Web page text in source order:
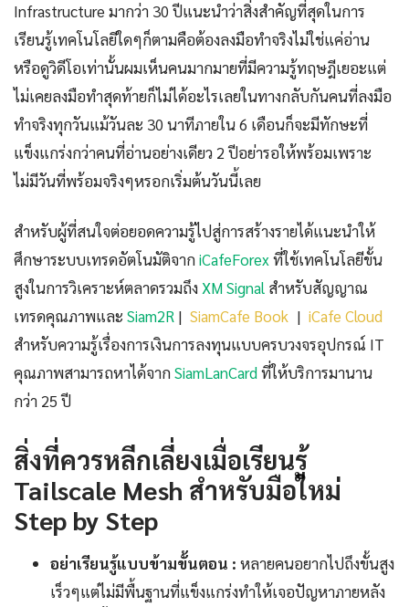
Infrastructure มากว่า 30 ปีแนะนำว่าสิ่งสำคัญที่สุดในการ
เรียนรู้เทคโนโลยีใดๆก็ตามคือต้องลงมือทำจริงไม่ใช่แค่อ่าน
หรือดูวิดีโอเท่านั้นผมเห็นคนมากมายที่มีความรู้ทฤษฎีเยอะแต่
ไม่เคยลงมือทำสุดท้ายก็ไม่ได้อะไรเลยในทางกลับกันคนที่ลงมือ
ทำจริงทุกวันแม้วันละ 30 นาทีภายใน 6 เดือนก็จะมีทักษะที่
แข็งแกร่งกว่าคนที่อ่านอย่างเดียว 2 ปีอย่ารอให้พร้อมเพราะ
ไม่มีวันที่พร้อมจริงๆหรอกเริ่มต้นวันนี้เลย
สำหรับผู้ที่สนใจต่อยอดความรู้ไปสู่การสร้างรายได้แนะนำให้
ศึกษาระบบเทรดอัตโนมัติจากiCafeForex ที่ใช้เทคโนโลยีขั้น
สูงในการวิเคราะห์ตลาดรวมถึง XM Signal สำหรับสัญญาณ
เทรดคุณภาพและ Siam2R | SiamCafe Book | iCafe Cloud
สำหรับความรู้เรื่องการเงินการลงทุนแบบครบวงจรอุปกรณ์ IT
คุณภาพสามารถหาได้จากSiamLanCardที่ให้บริการมานาน
กว่า 25 ปี
สิ่งที่ควรหลีกเลี่ยงเมื่อเรียนรู้
Tailscale Mesh สำหรับมือใหม่
Step by Step
อย่าเรียนรู้แบบข้ามขั้นตอน : หลายคนอยากไปถึงขั้นสูง
เร็วๆแต่ไม่มีพื้นฐานที่แข็งแกร่งทำให้เจอปัญหาภายหลัง